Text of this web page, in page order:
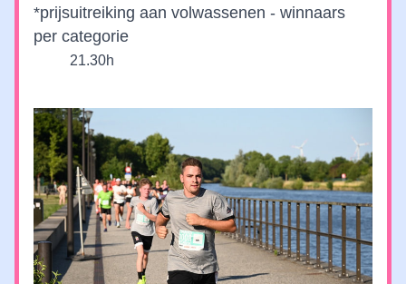
*prijsuitreiking aan volwassenen - winnaars
per categorie
21.30h